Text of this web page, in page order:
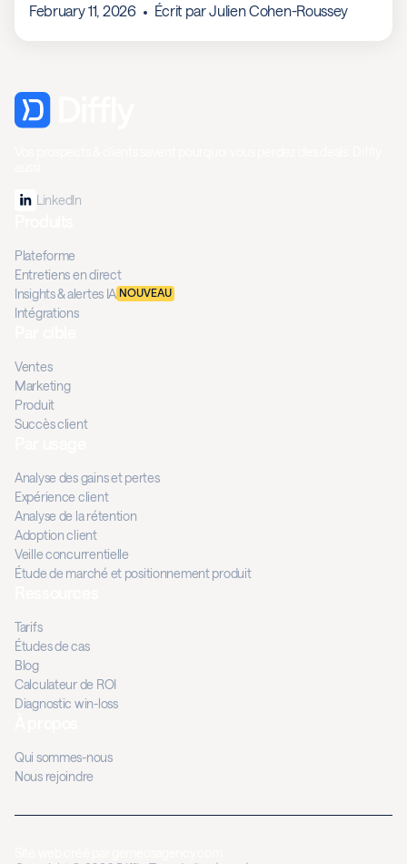
February 11, 2026 Écrit parJulien Cohen-Roussey
LinkedIn
Plateforme
Entretiens en direct
Insights & alertes IA NOUVEAU
Intégrations
Ventes
Marketing
Produit
Succès client
Analyse des gains et pertes
Expérience client
Analyse de la rétention
Adoption client
Veille concurrentielle
Étude de marché et positionnement produit
Tarifs
Études de cas
Blog
Calculateur de ROI
Diagnostic win-loss
Qui sommes-nous
Nous rejoindre